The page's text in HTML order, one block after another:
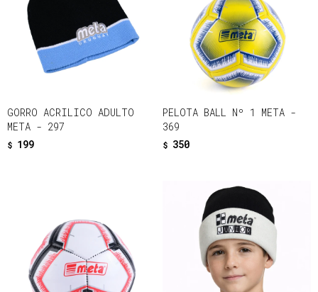
GORRO ACRILICO ADULTO
META - 297
$ 199
PELOTA BALL Nº 1 META -
369
$ 350